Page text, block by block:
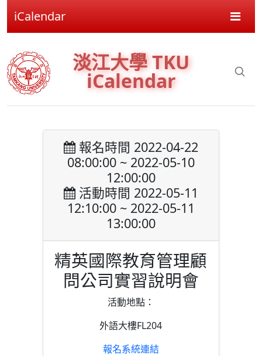
iCalendar
淡江大學 TKU
iCalendar
報名時間 2022-04-22
08:00:00 ~ 2022-05-10
12:00:00
活動時間 2022-05-11
12:10:00 ~ 2022-05-11
13:00:00
精英國際教育管理顧
問公司實習說明會
活動地點：
外語大樓FL204
報名系統連結